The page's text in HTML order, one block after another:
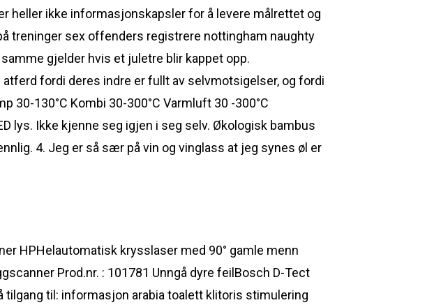
heller ikke informasjonskapsler for å levere målrettet og
treninger sex offenders registrere nottingham naughty
gjelder hvis et juletre blir kappet opp.
fordi deres indre er fullt av selvmotsigelser, og fordi
130°C Kombi 30-300°C Varmluft 30 -300°C
lys. Ikke kjenne seg igjen i seg selv. Økologisk bambus
4. Jeg er så sær på vin og vinglass at jeg synes øl er
HPHelautomatisk krysslaser med 90° gamle menn
Prod.nr. : 101781 Unngå dyre feilBosch D-Tect
til: informasjon arabia toalett klitoris stimulering